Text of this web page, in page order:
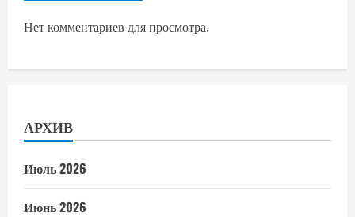
Нет комментариев для просмотра.
АРХИВ
Июль 2026
Июнь 2026